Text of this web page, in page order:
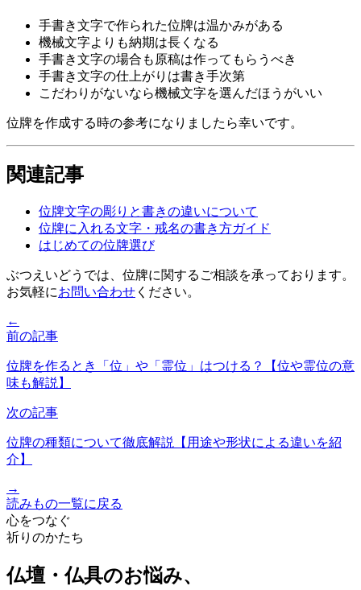
手書き文字で作られた位牌は温かみがある
機械文字よりも納期は長くなる
手書き文字の場合も原稿は作ってもらうべき
手書き文字の仕上がりは書き手次第
こだわりがないなら機械文字を選んだほうがいい
位牌を作成する時の参考になりましたら幸いです。
関連記事
位牌文字の彫りと書きの違いについて
位牌に入れる文字・戒名の書き方ガイド
はじめての位牌選び
ぶつえいどうでは、位牌に関するご相談を承っております。
お気軽にお問い合わせ ください。
←
前の記事
位牌を作るとき「位」や「霊位」はつける？【位や霊位の意
味も解説】
次の記事
位牌の種類について徹底解説【用途や形状による違いを紹
介】
→
読みもの一覧に戻る
心をつなぐ
祈りのかたち
仏壇・仏具のお悩み、